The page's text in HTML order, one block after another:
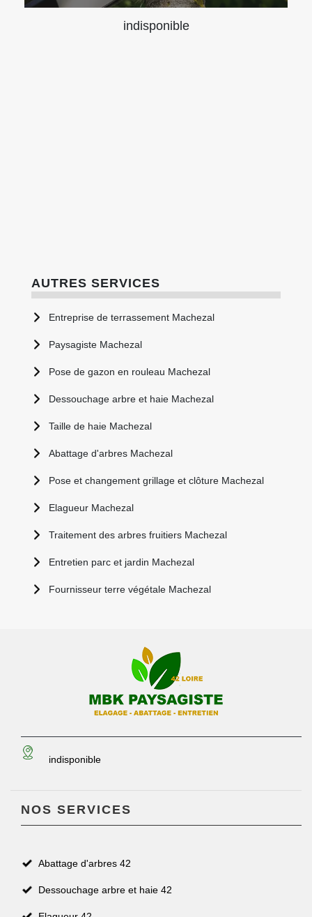
indisponible
AUTRES SERVICES
Entreprise de terrassement Machezal
Paysagiste Machezal
Pose de gazon en rouleau Machezal
Dessouchage arbre et haie Machezal
Taille de haie Machezal
Abattage d'arbres Machezal
Pose et changement grillage et clôture Machezal
Elagueur Machezal
Traitement des arbres fruitiers Machezal
Entretien parc et jardin Machezal
Fournisseur terre végétale Machezal
indisponible
NOS SERVICES
Abattage d'arbres 42
Dessouchage arbre et haie 42